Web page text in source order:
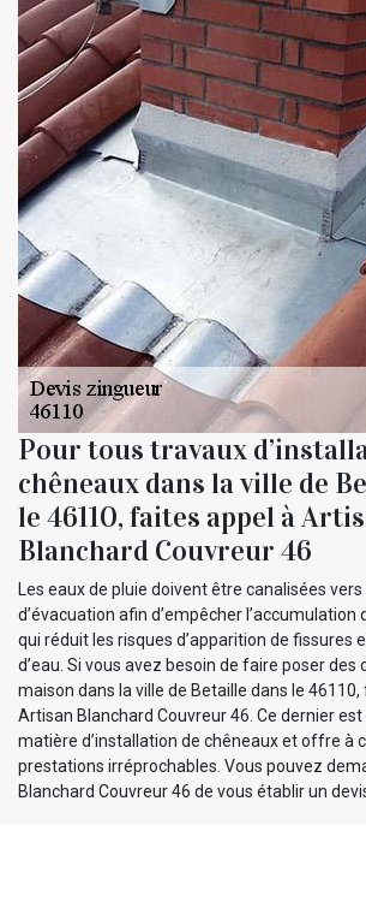
Pour tous travaux
chêneaux dans la ville de
le 46110, faites appel à
Blanchard Couvreur 46
Les eaux de pluie doivent être canalisées
d’évacuation afin d’empêcher l’accumulation
qui réduit les risques d’apparition de fissures
d’eau. Si vous avez besoin de faire poser des
maison dans la ville de Betaille dans le
Artisan Blanchard Couvreur 46. Ce dernier
matière d’installation de chêneaux et offre à
prestations irréprochables. Vous pouvez
Blanchard Couvreur 46 de vous établir un